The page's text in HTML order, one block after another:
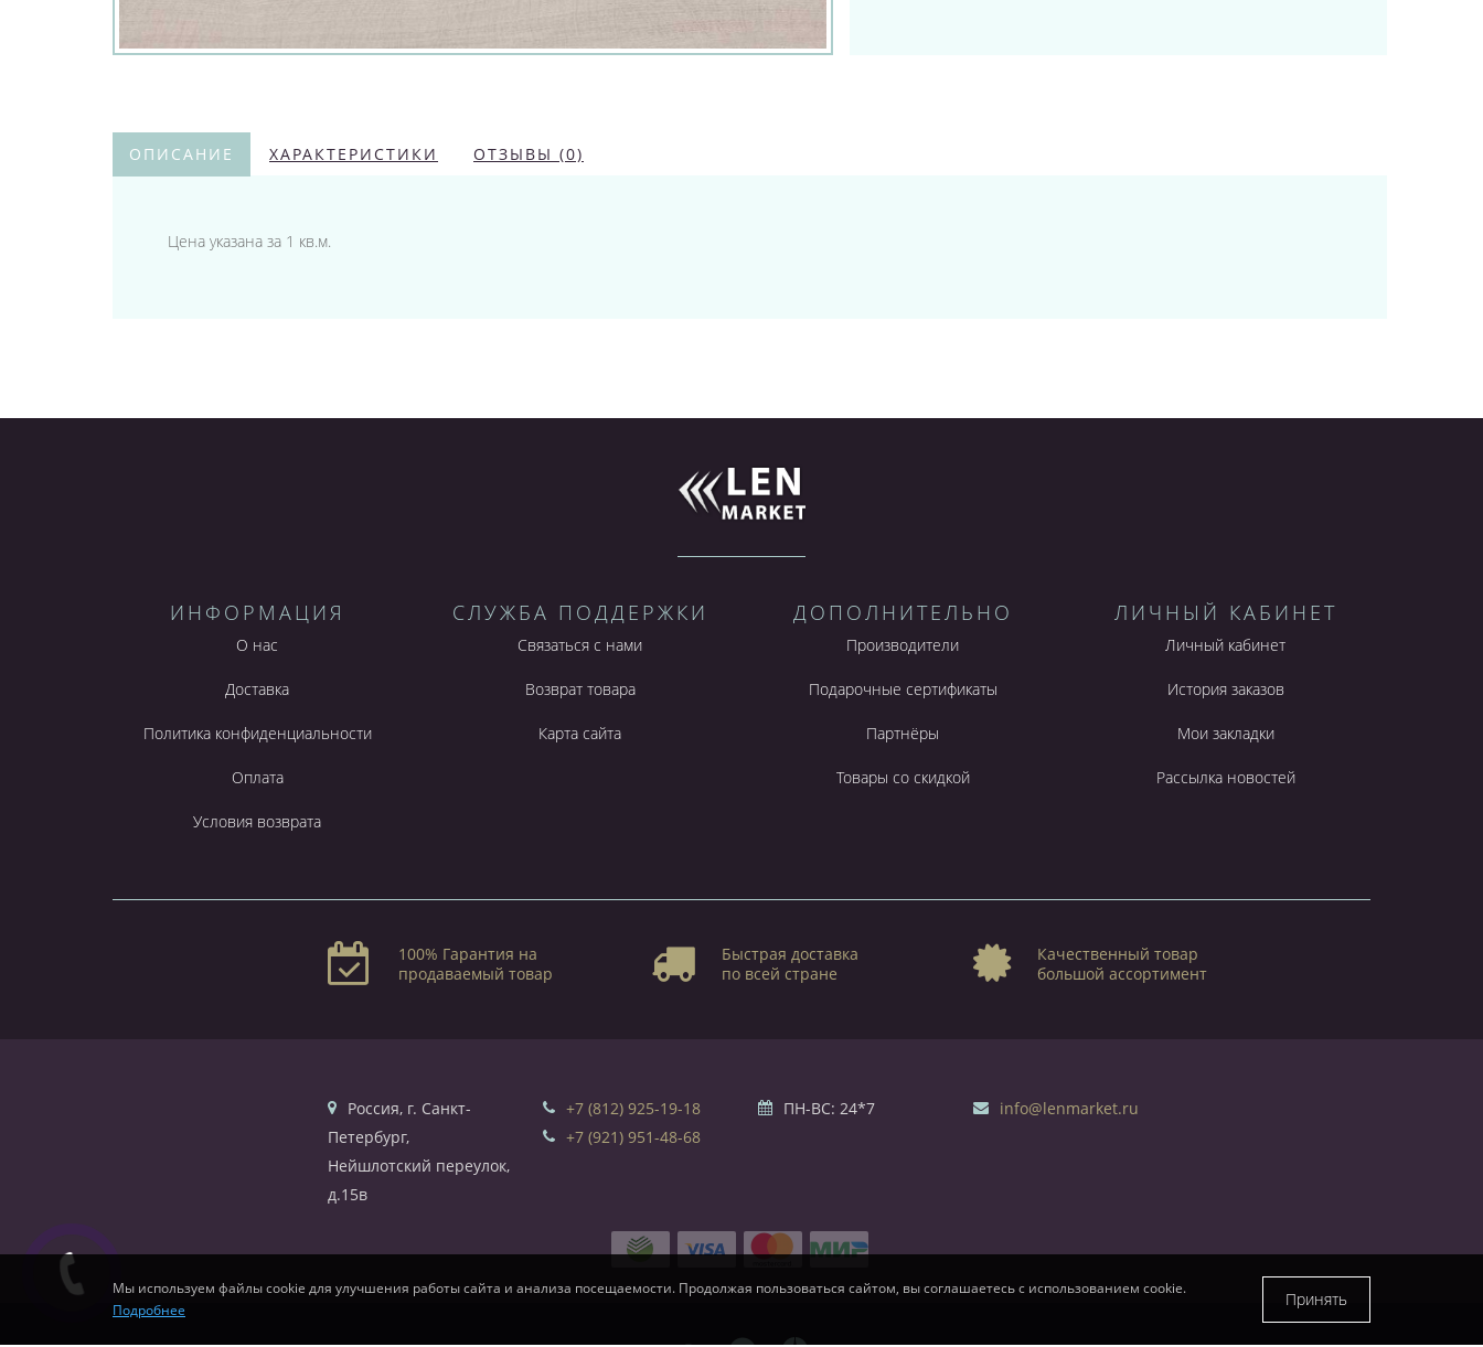
ОПИСАНИЕ ХАРАКТЕРИСТИКИ ОТЗЫВЫ (0)
Цена указана за 1 кв.м.
ИНФОРМАЦИЯ
О нас
Доставка
Политика конфиденциальности
Оплата
Условия возврата
СЛУЖБА ПОДДЕРЖКИ
Связаться с нами
Возврат товара
Карта сайта
ДОПОЛНИТЕЛЬНО
Производители
Подарочные сертификаты
Партнёры
Товары со скидкой
ЛИЧНЫЙ КАБИНЕТ
Личный кабинет
История заказов
Мои закладки
Рассылка новостей
100% Гарантия на
продаваемый товар
Быстрая доставка
по всей стране
Качественный товар
большой ассортимент
Россия, г. Санкт-
Петербург,
Нейшлотский переулок,
д.15в
+7 (812) 925-19-18
+7 (921) 951-48-68
ПН-ВС: 24*7 info@lenmarket.ru
Мы используем файлы cookie для улучшения работы сайта и анализа посещаемости. Продолжая пользоваться сайтом, вы соглашаетесь с использованием cookie.
Подробнее
Принять